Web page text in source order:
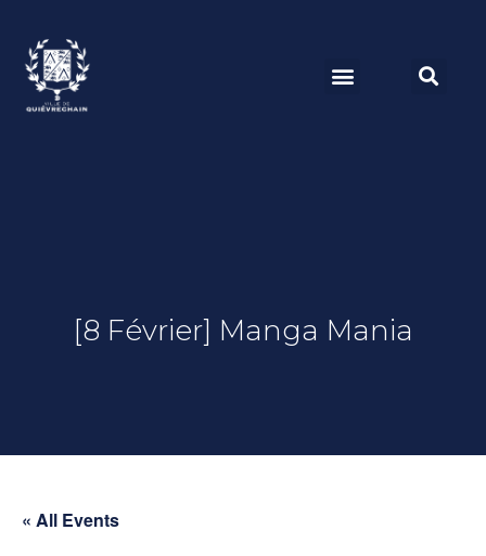
[8 Février] Manga Mania
« All Events